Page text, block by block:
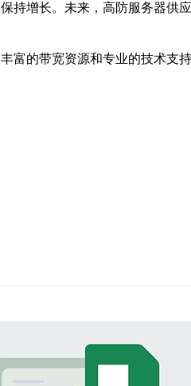
增长。未来，高防服务器供
富的带宽资源和专业的技术